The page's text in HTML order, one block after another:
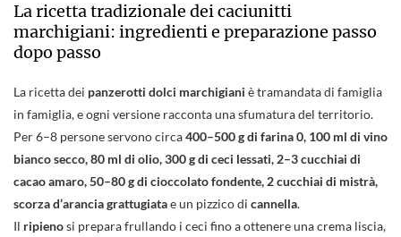
La ricetta tradizionale dei caciunitti
marchigiani: ingredienti e preparazione passo
dopo passo
La ricetta dei panzerotti dolci marchigiani è tramandata di famiglia
in famiglia, e ogni versione racconta una sfumatura del territorio.
Per 6–8 persone servono circa400–500 g di farina 0, 100 ml di vino
bianco secco, 80 ml di olio, 300 g di ceci lessati, 2–3 cucchiai di
cacao amaro, 50–80 g di cioccolato fondente, 2 cucchiai di mistrà,
scorza d’arancia grattugiatae un pizzico di cannella.
Il ripienosi prepara frullando i ceci fino a ottenere una crema liscia,